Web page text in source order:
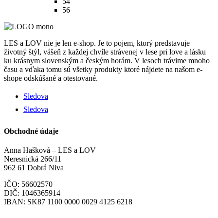
56
LES a LOV nie je len e-shop. Je to pojem, ktorý predstavuje
životný štýl, vášeň z každej chvíle strávenej v lese pri love a lásku
ku krásnym slovenským a českým horám. V lesoch trávime mnoho
času a vďaka tomu sú všetky produkty ktoré nájdete na našom e-
shope odskúšané a otestované.
Sledova
Sledova
Obchodné údaje
Anna Hašková – LES a LOV
Neresnická 266/11
962 61 Dobrá Niva
IČO: 56602570
DIČ: 1046365914
IBAN: SK87 1100 0000 0029 4125 6218